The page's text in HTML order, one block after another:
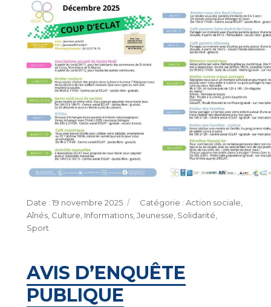
Publié
le
19 novembre 2025 Catégories
Action sociale
Aînés, Culture Informations, Jeunesse Solidarité
Sport
AVIS D’ENQUÊTE
PUBLIQUE